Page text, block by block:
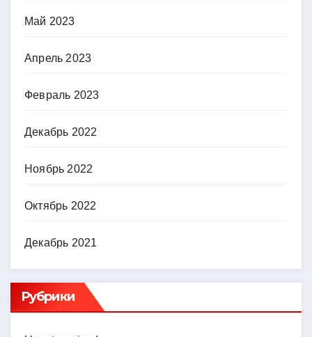
Май 2023
Апрель 2023
Февраль 2023
Декабрь 2022
Ноябрь 2022
Октябрь 2022
Декабрь 2021
Рубрики